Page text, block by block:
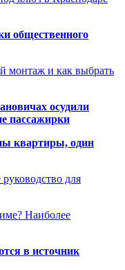
общественного
монтаж и как выбрать
осудили
пассажирки
квартиры, один
для
Наиболее
в источник